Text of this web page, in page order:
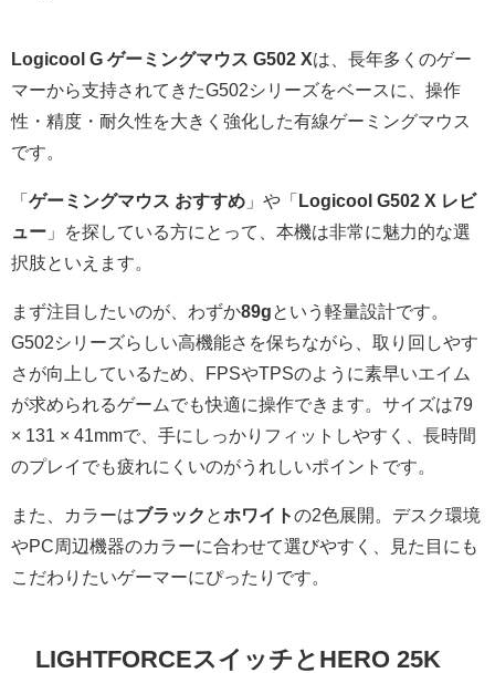
Logicool G ゲーミングマウス G502 Xは、長年多くのゲー
マーから支持されてきたG502シリーズをベースに、操作
性・精度・耐久性を大きく強化した有線ゲーミングマウス
です。
「ゲーミングマウス おすすめ 」や「Logicool G502 X レビ
ュー 」を探している方にとって、本機は非常に魅力的な選
択肢といえます。
まず注目したいのが、わずか89g という軽量設計です。
G502シリーズらしい高機能さを保ちながら、取り回しやす
さが向上しているため、FPSやTPSのように素早いエイム
が求められるゲームでも快適に操作できます。サイズは79
× 131 × 41mmで、手にしっかりフィットしやすく、長時間
のプレイでも疲れにくいのがうれしいポイントです。
また、カラーはブラック と ホワイトの2色展開。デスク環境
やPC周辺機器のカラーに合わせて選びやすく、見た目にも
こだわりたいゲーマーにぴったりです。
LIGHTFORCEスイッチとHERO 25K